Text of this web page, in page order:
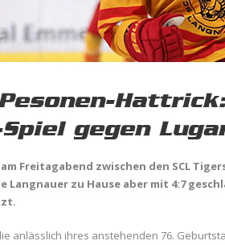
gegen
Freitagabend zwischen den SCL
Langnauer zu Hause aber mit 4:7
anlässlich ihres anstehenden 76.